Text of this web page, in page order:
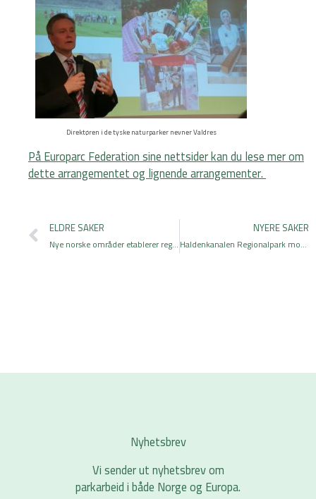
Direktøren i de tyske naturparker nevner Valdres
På Europarc Federation sine nettsider kan du lese mer om
dette arrangementet og lignende arrangementer.
Prev
ELDRE SAKER
Nye norske områder etablerer regionalpark
NYERE SAKER
Haldenkanalen Regionalpark mot grønn framtid med nye satsinger
Nyhetsbrev
Vi sender ut nyhetsbrev om
parkarbeid i både Norge og Europa.